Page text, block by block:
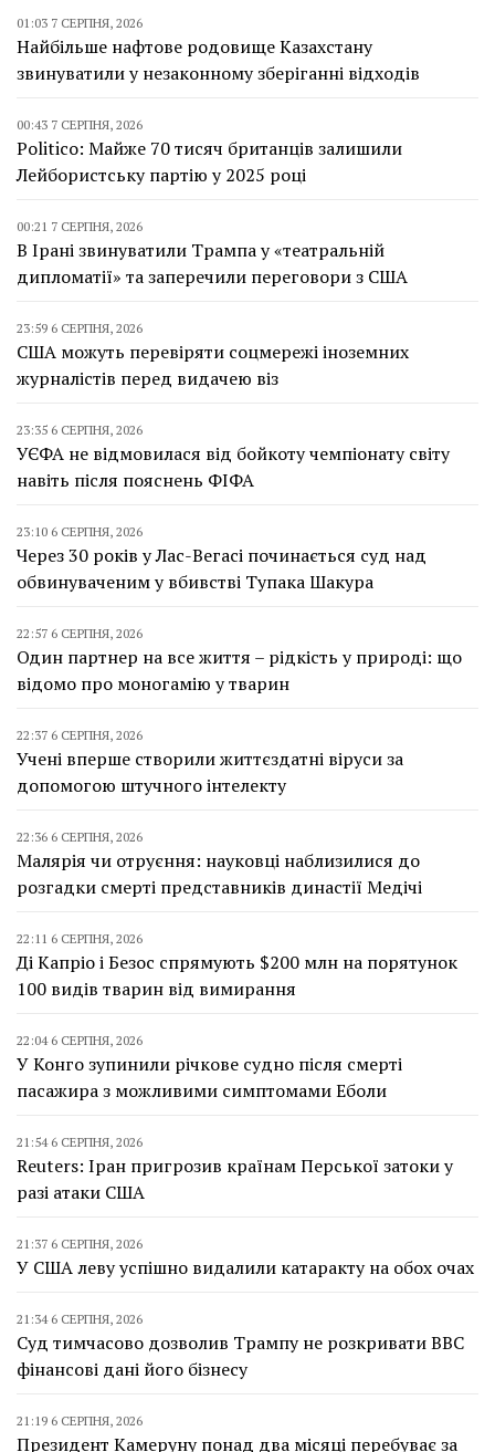
01:03 7 СЕРПНЯ, 2026
Найбільше нафтове родовище Казахстану
звинуватили у незаконному зберіганні відходів
00:43 7 СЕРПНЯ, 2026
Politico: Майже 70 тисяч британців залишили
Лейбористську партію у 2025 році
00:21 7 СЕРПНЯ, 2026
В Ірані звинуватили Трампа у «театральній
дипломатії» та заперечили переговори з США
23:59 6 СЕРПНЯ, 2026
США можуть перевіряти соцмережі іноземних
журналістів перед видачею віз
23:35 6 СЕРПНЯ, 2026
УЄФА не відмовилася від бойкоту чемпіонату світу
навіть після пояснень ФІФА
23:10 6 СЕРПНЯ, 2026
Через 30 років у Лас-Вегасі починається суд над
обвинуваченим у вбивстві Тупака Шакура
22:57 6 СЕРПНЯ, 2026
Один партнер на все життя – рідкість у природі: що
відомо про моногамію у тварин
22:37 6 СЕРПНЯ, 2026
Учені вперше створили життєздатні віруси за
допомогою штучного інтелекту
22:36 6 СЕРПНЯ, 2026
Малярія чи отруєння: науковці наблизилися до
розгадки смерті представників династії Медічі
22:11 6 СЕРПНЯ, 2026
Ді Капріо і Безос спрямують $200 млн на порятунок
100 видів тварин від вимирання
22:04 6 СЕРПНЯ, 2026
У Конго зупинили річкове судно після смерті
пасажира з можливими симптомами Еболи
21:54 6 СЕРПНЯ, 2026
Reuters: Іран пригрозив країнам Перської затоки у
разі атаки США
21:37 6 СЕРПНЯ, 2026
У США леву успішно видалили катаракту на обох очах
21:34 6 СЕРПНЯ, 2026
Суд тимчасово дозволив Трампу не розкривати BBC
фінансові дані його бізнесу
21:19 6 СЕРПНЯ, 2026
Президент Камеруну понад два місяці перебуває за